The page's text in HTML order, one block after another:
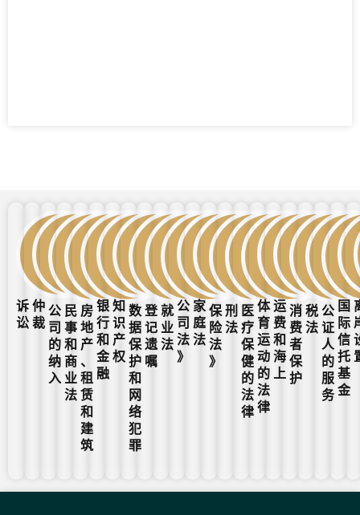
诉
讼
仲
裁
公
司
的
纳
入
民
事
和
商
业
法
房
地
产
、
租
赁
和
建
筑
银
行
和
金
融
知
识
产
权
数
据
保
护
和
网
络
犯
罪
登
记
遗
嘱
就
业
法
公
司
法
》
家
庭
法
保
险
法
》
刑
法
医
疗
保
健
的
法
律
体
育
运
动
的
法
律
运
费
和
海
上
消
费
者
保
护
税
法
公
证
人
的
服
务
国
际
信
托
基
金